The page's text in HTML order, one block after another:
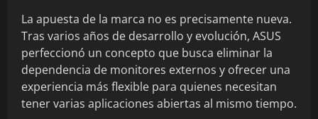
La apuesta de la marca no es precisamente nueva.
Tras varios años de desarrollo y evolución, ASUS
perfeccionó un concepto que busca eliminar la
dependencia de monitores externos y ofrecer una
experiencia más flexible para quienes necesitan
tener varias aplicaciones abiertas al mismo tiempo.